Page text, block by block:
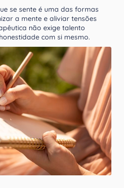
se sente é uma das formas
a mente e aliviar tensões
não exige talento
com si mesmo.